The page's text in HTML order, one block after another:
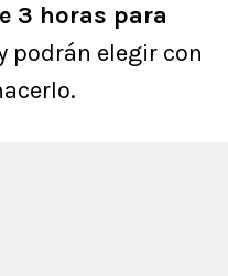
3 horas para
podrán elegir con